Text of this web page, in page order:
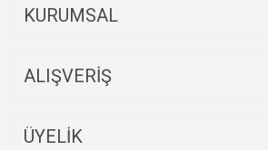
KURUMSAL
ALIŞVERİŞ
ÜYELİK